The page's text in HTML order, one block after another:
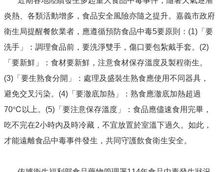
科
簡
介
附
屬
單
位
公
開
訊
炎熱、各類活動增多，食品安全風險亦隨之提升。嘉義市政府
衛生局提醒餐飲業者，應遵循預防食品中毒5要原則：(1)「要
洗手」：調理食品前，要洗淨雙手，傷口要包紮戴手套。(2)
「要新鮮」：食材要新鮮，注意食材保存溫度及製程衛生。
(3)「要生熟食分開」：處理及盛裝生熟食應使用不同器具，
避免交叉污染。(4)「要澈底加熱」：熟食應澈底加熱超過
70℃以上。(5)「要注意保存溫度」：食品應儘速食用完畢，
吃不完在2小時內及時冷藏，不宜放置於室溫下過久。如此，
才能遠離食品中毒事件發生，共同守護飲食衛生安全。